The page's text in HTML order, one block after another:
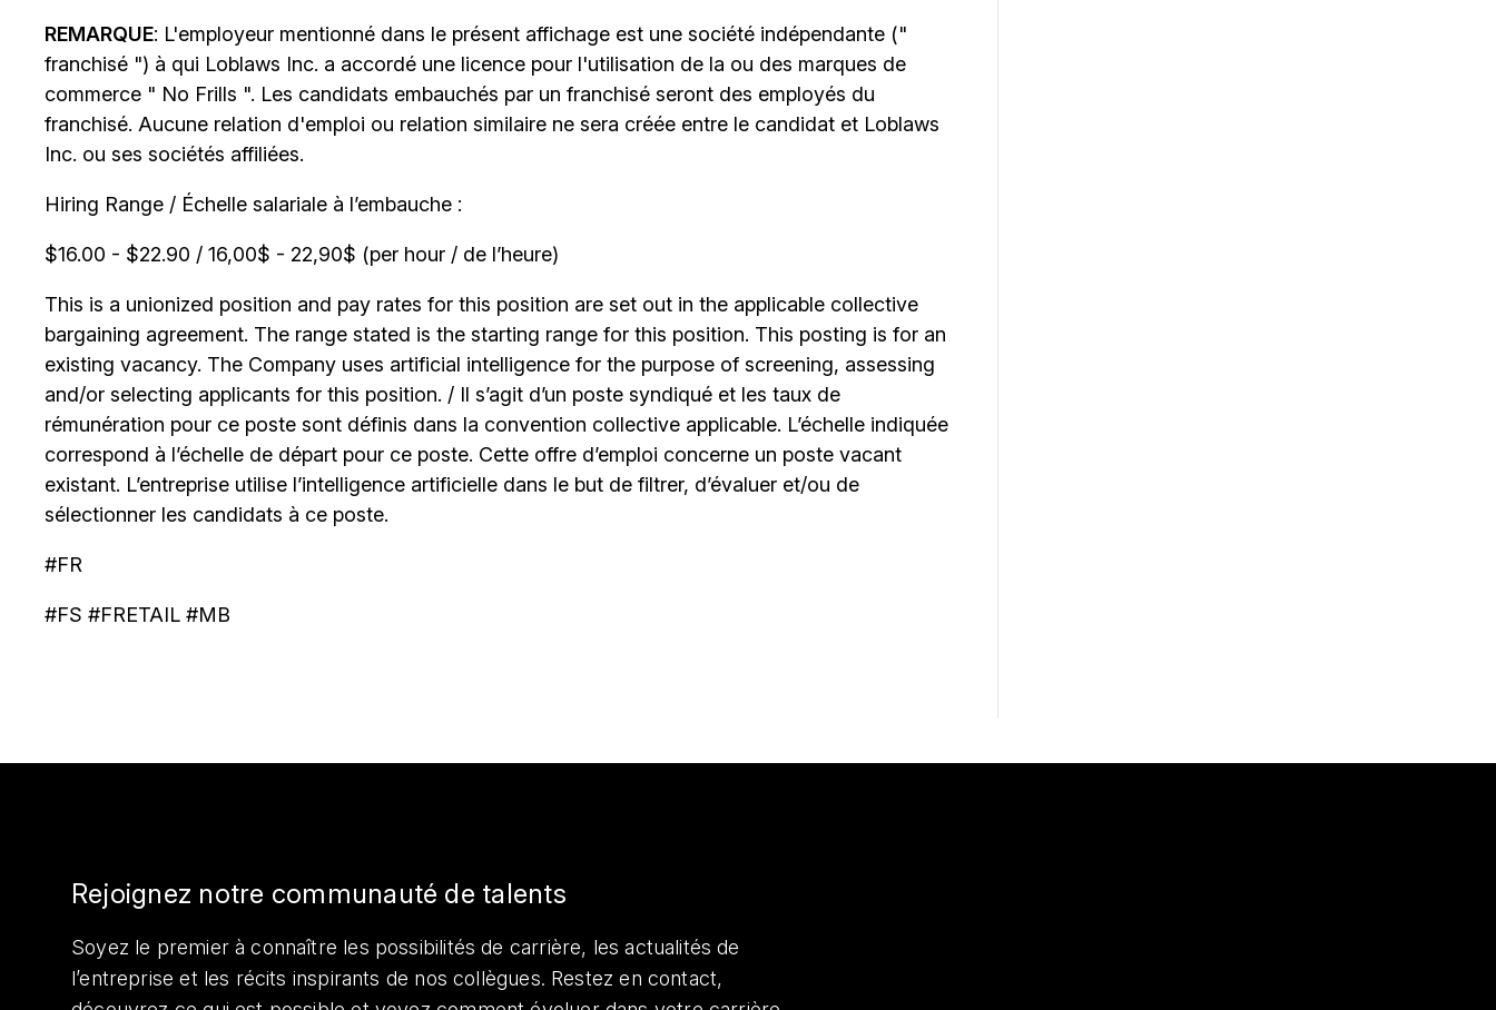
REMARQUE: L'employeur mentionné dans le présent affichage est une société indépendante ("
franchisé ") à qui Loblaws Inc. a accordé une licence pour l'utilisation de la ou des marques de
commerce " No Frills ". Les candidats embauchés par un franchisé seront des employés du
franchisé. Aucune relation d'emploi ou relation similaire ne sera créée entre le candidat et Loblaws
Inc. ou ses sociétés affiliées.
Hiring Range / Échelle salariale à l’embauche :
$16.00 - $22.90 / 16,00$ - 22,90$ (per hour / de l’heure)
This is a unionized position and pay rates for this position are set out in the applicable collective
bargaining agreement. The range stated is the starting range for this position. This posting is for an
existing vacancy. The Company uses artificial intelligence for the purpose of screening, assessing
and/or selecting applicants for this position. / Il s’agit d’un poste syndiqué et les taux de
rémunération pour ce poste sont définis dans la convention collective applicable. L’échelle indiquée
correspond à l’échelle de départ pour ce poste. Cette offre d’emploi concerne un poste vacant
existant. L’entreprise utilise l’intelligence artificielle dans le but de filtrer, d’évaluer et/ou de
sélectionner les candidats à ce poste.
#FR
#FS #FRETAIL #MB
Rejoignez notre communauté de talents
Soyez le premier à connaître les possibilités de carrière, les actualités de
l’entreprise et les récits inspirants de nos collègues. Restez en contact,